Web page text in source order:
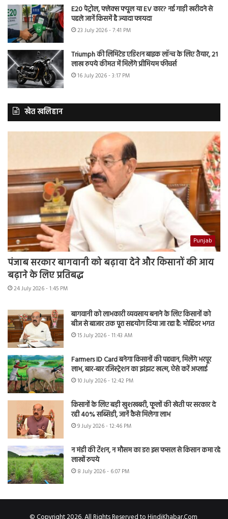
E20 पेट्रोल, फ्लेक्स फ्यूल या EV कार? नई गाड़ी खरीदने से
पहले जानें किसमें है ज्यादा फायदा
23 July 2026 - 7:41 PM
Triumph की लिमिटेड एडिशन बाइक लॉन्च के लिए तैयार, 21
लाख रुपये कीमत में मिलेंगे प्रीमियम फीचर्स
16 July 2026 - 3:17 PM
खेत खलिहान
Punjab
पंजाब सरकार बागवानी को बढ़ावा देने और किसानों की आय
बढ़ाने के लिए प्रतिबद्ध
24 July 2026 - 1:45 PM
बागवानी को लाभकारी व्यवसाय बनाने के लिए किसानों को
बीज से बाजार तक पूरा सहयोग दिया जा रहा है: मोहिंदर भगत
15 July 2026 - 11:43 AM
Farmers ID Card बनेगा किसानों की पहचान, मिलेंगे भरपूर
लाभ, बार-बार रजिस्ट्रेशन का झंझट खत्म, ऐसे करें अप्लाई
10 July 2026 - 12:42 PM
किसानों के लिए बड़ी खुशखबरी, फूलों की खेती पर सरकार दे
रही 40% सब्सिडी, जानें कैसे मिलेगा लाभ
9 July 2026 - 12:46 PM
न मंडी की टेंशन, न मौसम का डर! इस फसल से किसान कमा रहे
लाखों रुपये
8 July 2026 - 6:07 PM